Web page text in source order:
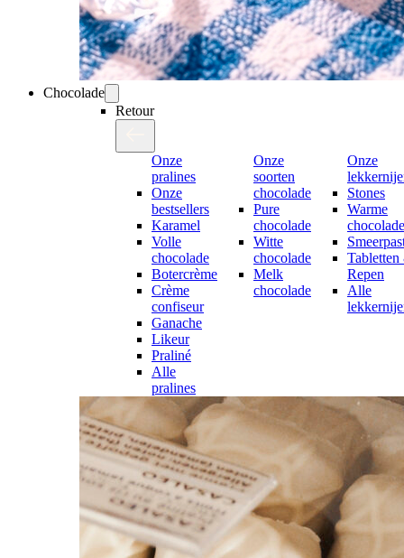
Chocolade
Retour
Onze
pralines
Onze
bestsellers
Karamel
Volle
chocolade
Botercrème
Crème
confiseur
Ganache
Likeur
Praliné
Alle
pralines
Onze
soorten
chocolade
Pure
chocolade
Witte
chocolade
Melk
chocolade
Onze
Stones
Warme
Repen
Alle